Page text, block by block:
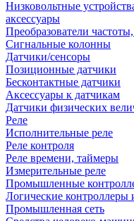
Низковольтные
аксессуары
Преобразователи
Сигнальные колонны
Датчики/сенсоры
Позиционные датчики
Бесконтактные датчики
Аксессуары к датчикам
Датчики физических
Реле
Исполнительные реле
Реле контроля
Реле времени, таймеры
Измерительные реле
Промышленные
Логические контроллеры
Промышленная сеть